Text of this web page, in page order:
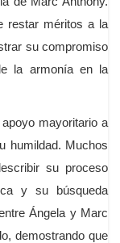
restar méritos a la
su compromiso
la armonía en la
mayoritario a
humildad. Muchos
su proceso
y su búsqueda
Ángela y Marc
demostrando que